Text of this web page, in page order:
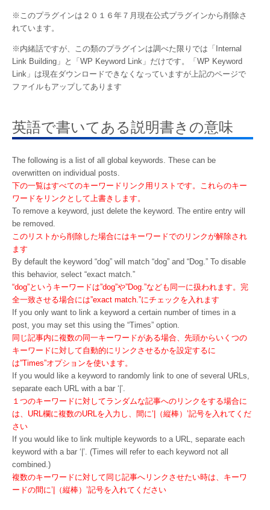
※このプラグインは２０１６年７月現在公式プラグインから削除さ
れています。
※内緒話ですが、この類のプラグインは調べた限りでは「Internal
Link Building」と「WP Keyword Link」だけです。「WP Keyword
Link」は現在ダウンロードできなくなっていますが上記のページで
ファイルもアップしてあります
英語で書いてある説明書きの意味
The following is a list of all global keywords. These can be
overwritten on individual posts.
下の一覧はすべてのキーワードリンク用リストです。これらのキー
ワードをリンクとして上書きします。
To remove a keyword, just delete the keyword. The entire entry will
be removed.
このリストから削除した場合にはキーワードでのリンクが解除され
ます
By default the keyword “dog” will match “dog” and “Dog.” To disable
this behavior, select “exact match.”
“dog”というキーワードは”dog”や”Dog.”なども同一に扱われます。完
全一致させる場合には”exact match.”にチェックを入れます
If you only want to link a keyword a certain number of times in a
post, you may set this using the “Times” option.
同じ記事内に複数の同一キーワードがある場合、先頭からいくつの
キーワードに対して自動的にリンクさせるかを設定するに
は”Times”オプションを使います。
If you would like a keyword to randomly link to one of several URLs,
separate each URL with a bar ‘|’.
１つのキーワードに対してランダムな記事へのリンクをする場合に
は、URL欄に複数のURLを入力し、間に’|（縦棒）’記号を入れてくだ
さい
If you would like to link multiple keywords to a URL, separate each
keyword with a bar ‘|’. (Times will refer to each keyword not all
combined.)
複数のキーワードに対して同じ記事へリンクさせたい時は、キーワ
ードの間に’|（縦棒）’記号を入れてください